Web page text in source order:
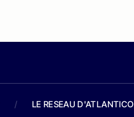
/ LE RESEAU D'ATLANTICO